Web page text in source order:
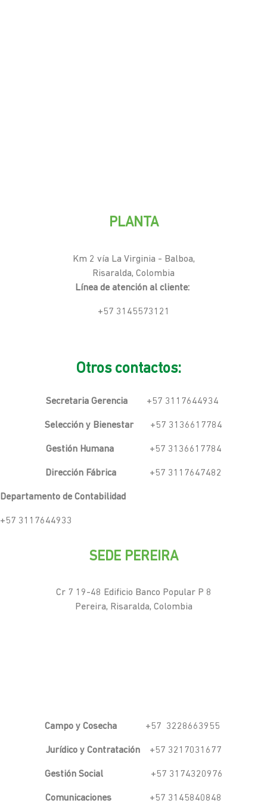
PLANTA
Km 2 vía La Virginia - Balboa,
Risaralda, Colombia
Línea de atención al cliente:
+57 3145573121
Otros contactos:
Secretaria Gerencia +57 3117644934
Selección y Bienestar+57 3136617784
Gestión Humana+57 3136617784
Dirección Fábrica +57 3117647482
Departamento de Contabilidad
+57 3117644933
SEDE PEREIRA
Cr 7 19-48 Edificio Banco Popular P 8
Pereira, Risaralda, Colombia
Campo y Cosecha +57 3228663955
Jurídico y Contratación +57 3217031677
Gestión Social+57 3174320976
Comunicaciones +57 3145840848